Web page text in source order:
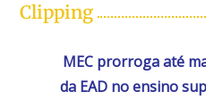
Clipping
MEC prorroga até
da EAD no ensino